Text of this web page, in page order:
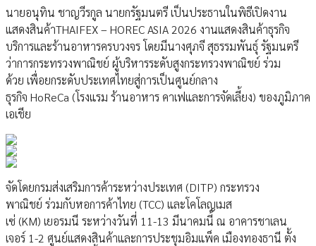
นายอนุทิน ชาญวีรกูล นายกรัฐมนตรี เป็นประธานในพิธีเปิดงาน
แสดงสินค้าTHAIFEX – HOREC ASIA 2026 งานแสดงสินค้าธุรกิจ
บริการและร้านอาหารครบวงจร โดยมีนางศุภจี สุธรรมพันธุ์ รัฐมนตรี
ว่าการกระทรวงพาณิชย์ ผู้บริหารระดับสูงกระทรวงพาณิชย์ ร่วม
ด้วย เพื่อยกระดับประเทศไทยสู่การเป็นศูนย์กลาง
ธุรกิจ HoReCa (โรงแรม ร้านอาหาร คาเฟและการจัดเลี้ยง) ของภูมิภาค
เอเชีย
จัดโดยกรมส่งเสริมการค้าระหว่างประเทศ (DITP) กระทรวง
พาณิชย์ ร่วมกับหอการค้าไทย (TCC) และโคโลญเมส
เซ่ (KM) เยอรมนี ระหว่างวันที่ 11-13 มีนาคมนี้ ณ อาคารชาเลน
เจอร์ 1-2 ศูนย์แสดงสินค้าและการประชุมอิมแพ็ค เมืองทองธานี ตั้ง